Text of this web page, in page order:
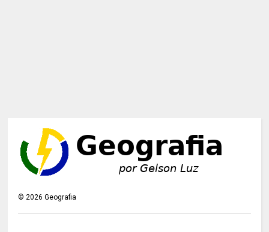
©2026 Geografia